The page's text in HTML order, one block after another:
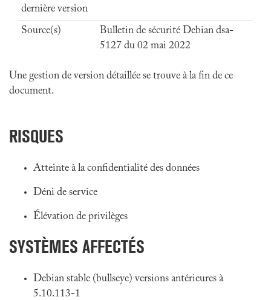
dernière version
Source(s)
Bulletin de sécurité Debian dsa-
5127 du 02 mai 2022
Une gestion de version détaillée se trouve à la fin de ce
document.
RISQUES
Atteinte à la confidentialité des données
Déni de service
Élévation de privilèges
SYSTÈMES AFFECTÉS
Debian stable (bullseye) versions antérieures à
5.10.113-1